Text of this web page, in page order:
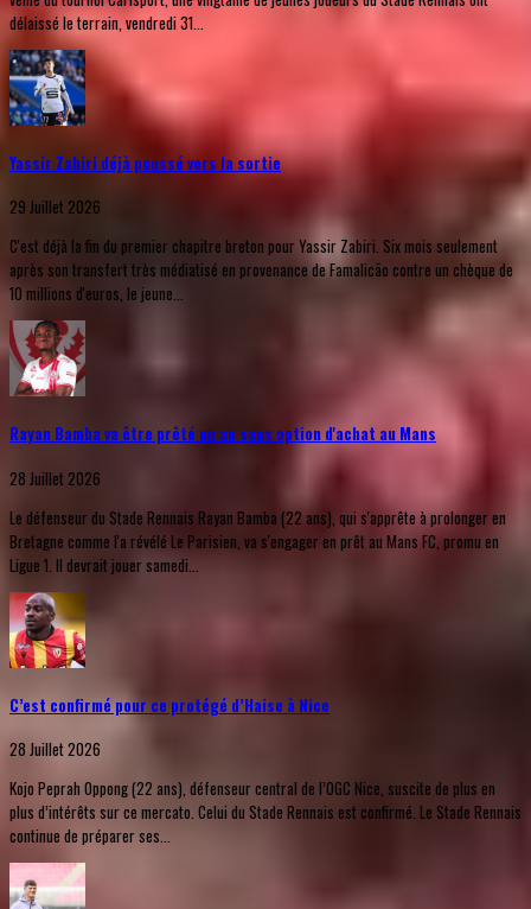
délaissé le terrain, vendredi 31...
Yassir Zabiri déjà poussé vers la sortie
29 Juillet 2026
C'est déjà la fin du premier chapitre breton pour Yassir Zabiri. Six mois seulement
après son transfert très médiatisé en provenance de Famalicão contre un chèque de
10 millions d'euros, le jeune...
Rayan Bamba va être prêté un an sans option d'achat au Mans
28 Juillet 2026
Le défenseur du Stade Rennais Rayan Bamba (22 ans), qui s'apprête à prolonger en
Bretagne comme l'a révélé Le Parisien, va s'engager en prêt au Mans FC, promu en
Ligue 1. Il devrait jouer samedi...
C’est confirmé pour ce protégé d’Haise à Nice
28 Juillet 2026
Kojo Peprah Oppong (22 ans), défenseur central de l’OGC Nice, suscite de plus en
plus d’intérêts sur ce mercato. Celui du Stade Rennais est confirmé. Le Stade Rennais
continue de préparer ses...